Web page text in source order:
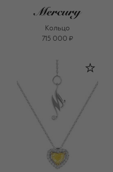
Кольцо
715 000 ₽